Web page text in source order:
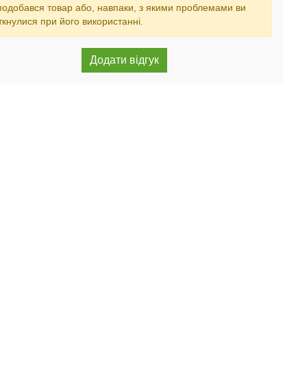
товар або, навпаки, з якими проблемами ви
при його використанні.